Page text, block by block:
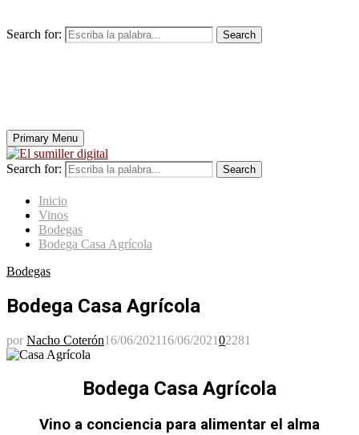
Search for: Search
Primary Menu
Search for: Search
Inicio
Vinos
Bodegas
Bodega Casa Agrícola
Bodegas
Bodega Casa Agrícola
por Nacho Coterón16/06/202116/06/202102281
Bodega Casa Agrícola
Vino a conciencia para alimentar el alma